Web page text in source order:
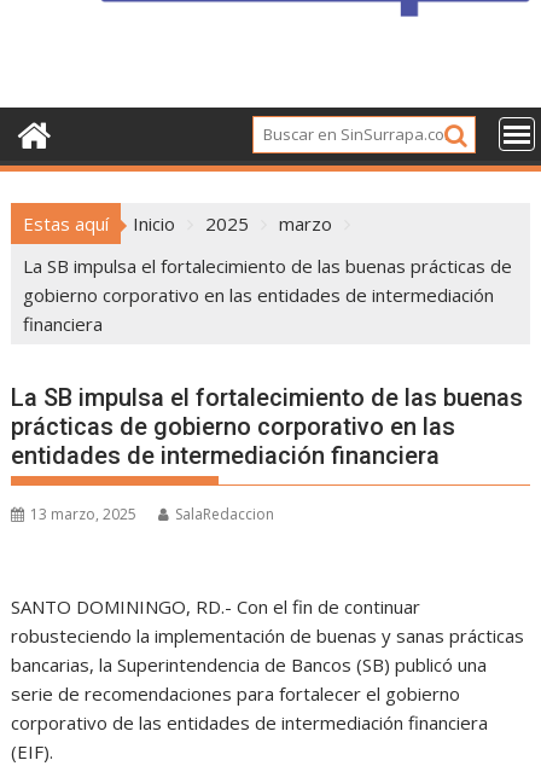
Estas aquí Inicio 2025
marzo
La SB impulsa el fortalecimiento de las buenas prácticas de
gobierno corporativo en las entidades de intermediación
financiera
La SB impulsa el fortalecimiento de las buenas
prácticas de gobierno corporativo en las
entidades de intermediación financiera
13 marzo, 2025 SalaRedaccion
SANTO DOMININGO, RD.- Con el fin de continuar
robusteciendo la implementación de buenas y sanas prácticas
bancarias, la Superintendencia de Bancos (SB) publicó una
serie de recomendaciones para fortalecer el gobierno
corporativo de las entidades de intermediación financiera
(EIF).